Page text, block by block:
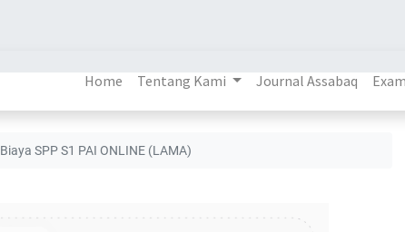
Home Tentang Kami Journal Assabaq
Biaya SPP S1 PAI ONLINE (LAMA)